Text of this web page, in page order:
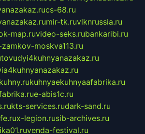
cs-68.ru
mir-tk.ruvlknrussia.ru
map.ruvideo-seks.rubankaribi.ru
moskva113.ru
tovudyi4kuhnyanazakaz.ru
kuhnyaekuhnyaafabrika.ru
e-abis1c.ru
kts-services.rudark-sand.ru
x-legion.rusib-archives.ru
venda-festival.ru